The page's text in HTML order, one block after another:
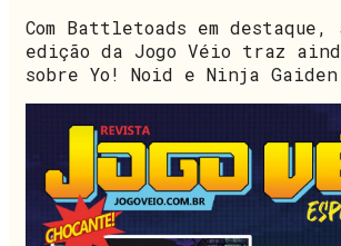
Com Battletoads em
edição da Jogo Véio traz
sobre Yo! Noid e Ninja